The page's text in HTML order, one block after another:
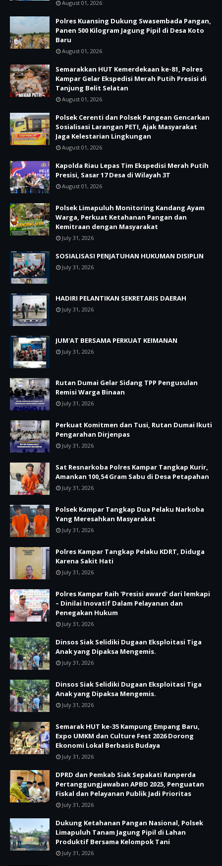
August 01, 2026
Polres Kuansing Dukung Swasembada Pangan,
Panen 500 Kilogram Jagung Pipil di Desa Koto
Baru
August 01, 2026
Semarakkan HUT Kemerdekaan ke-81, Polres
Kampar Gelar Ekspedisi Merah Putih Presisi di
Tanjung Belit Selatan
August 01, 2026
Polsek Cerenti dan Polsek Pangean Gencarkan
Sosialisasi Larangan PETI, Ajak Masyarakat
Jaga Kelestarian Lingkungan
August 01, 2026
Kapolda Riau Lepas Tim Ekspedisi Merah Putih
Presisi, Sasar 17 Desa di Wilayah 3T
August 01, 2026
Polsek Limapuluh Monitoring Kandang Ayam
Warga, Perkuat Ketahanan Pangan dan
Kemitraan dengan Masyarakat
July 31, 2026
SOSIALISASI PENJATUHAN HUKUMAN DISIPLIN
July 31, 2026
HADIRI PELANTIKAN SEKRETARIS DAERAH
July 31, 2026
JUM'AT BERSAMA PERKUAT KEIMANAN
July 31, 2026
Rutan Dumai Gelar Sidang TPP Pengusulan
Remisi Warga Binaan
July 31, 2026
Perkuat Komitmen dan Tusi, Rutan Dumai Ikuti
Pengarahan Dirjenpas
July 31, 2026
Sat Resnarkoba Polres Kampar Tangkap Kurir,
Amankan 100,54 Gram Sabu di Desa Petapahan
July 31, 2026
Polsek Kampar Tangkap Dua Pelaku Narkoba
Yang Meresahkan Masyarakat
July 31, 2026
Polres Kampar Tangkap Pelaku KDRT, Diduga
Karena Sakit Hati
July 31, 2026
Polres Kampar Raih 'Presisi award' dari lemkapi
– Dinilai Inovatif Dalam Pelayanan dan
Penegakan Hukum
July 31, 2026
Dinsos Siak Selidiki Dugaan Eksploitasi Tiga
Anak yang Dipaksa Mengemis.
July 31, 2026
Dinsos Siak Selidiki Dugaan Eksploitasi Tiga
Anak yang Dipaksa Mengemis.
July 31, 2026
Semarak HUT ke-35 Kampung Empang Baru,
Expo UMKM dan Culture Fest 2026 Dorong
Ekonomi Lokal Berbasis Budaya
July 31, 2026
DPRD dan Pemkab Siak Sepakati Ranperda
Pertanggungjawaban APBD 2025, Penguatan
Fiskal dan Pelayanan Publik Jadi Prioritas
July 31, 2026
Dukung Ketahanan Pangan Nasional, Polsek
Limapuluh Tanam Jagung Pipil di Lahan
Produktif Bersama Kelompok Tani
July 31, 2026